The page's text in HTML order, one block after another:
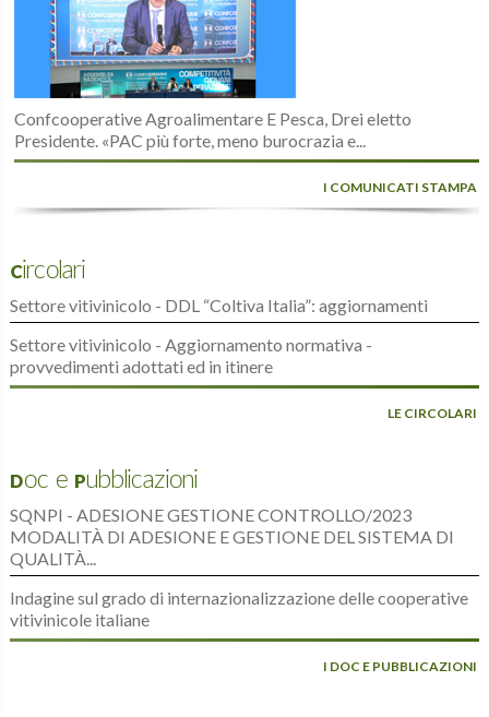
Confcooperative Agroalimentare E Pesca, Drei eletto
Presidente. «PAC più forte, meno burocrazia e...
I COMUNICATI STAMPA
Circolari
Settore vitivinicolo - DDL “Coltiva Italia”: aggiornamenti
Settore vitivinicolo - Aggiornamento normativa -
provvedimenti adottati ed in itinere
LE CIRCOLARI
Doc e Pubblicazioni
SQNPI - ADESIONE GESTIONE CONTROLLO/2023
MODALITÀ DI ADESIONE E GESTIONE DEL SISTEMA DI
QUALITÀ...
Indagine sul grado di internazionalizzazione delle cooperative
vitivinicole italiane
I DOC E PUBBLICAZIONI